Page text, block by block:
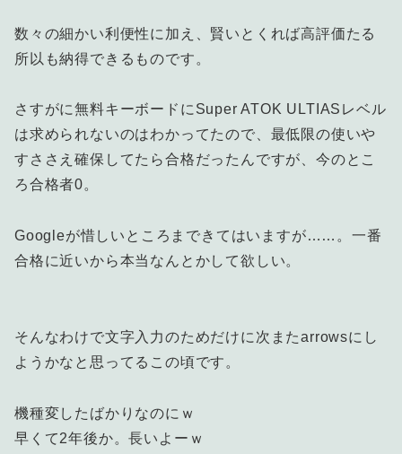
数々の細かい利便性に加え、賢いとくれば高評価たる
所以も納得できるものです。
さすがに無料キーボードにSuper ATOK ULTIASレベル
は求められないのはわかってたので、最低限の使いや
すささえ確保してたら合格だったんですが、今のとこ
ろ合格者0。
Googleが惜しいところまできてはいますが……。一番
合格に近いから本当なんとかして欲しい。
そんなわけで文字入力のためだけに次またarrowsにし
ようかなと思ってるこの頃です。
機種変したばかりなのにｗ
早くて2年後か。長いよーｗ